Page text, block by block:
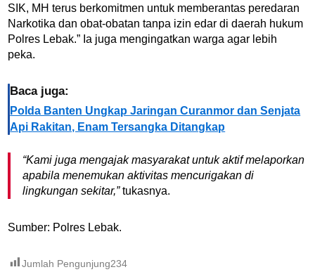
SIK, MH terus berkomitmen untuk memberantas peredaran
Narkotika dan obat-obatan tanpa izin edar di daerah hukum
Polres Lebak.” Ia juga mengingatkan warga agar lebih
peka.
Baca juga:
Polda Banten Ungkap Jaringan Curanmor dan Senjata
Api Rakitan, Enam Tersangka Ditangkap
“Kami juga mengajak masyarakat untuk aktif melaporkan
apabila menemukan aktivitas mencurigakan di
lingkungan sekitar,”tukasnya.
Sumber: Polres Lebak.
Jumlah Pengunjung234